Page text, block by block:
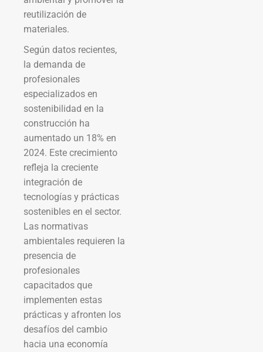
reutilización de
materiales.
Según datos recientes,
la demanda de
profesionales
especializados en
sostenibilidad en la
construcción ha
aumentado un 18% en
2024. Este crecimiento
refleja la creciente
integración de
tecnologías y prácticas
sostenibles en el sector.
Las normativas
ambientales requieren la
presencia de
profesionales
capacitados que
implementen estas
prácticas y afronten los
desafíos del cambio
hacia una economía